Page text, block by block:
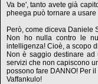
Va be', tanto avete già
pheega può tornare a
Però, come diceva Daniele
Non ho nulla contro le
intelligenza! Cioè, a scopo
Non è saggio destinare
servizi che non capiscono
possono fare DANNO! Per
Vaffankulo!